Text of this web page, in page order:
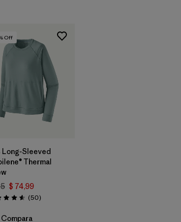
Off
Long-Sleeved
Thermal
$ 74,99
4.6 / 5
(50Comentarios
)
Compara